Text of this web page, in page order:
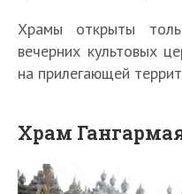
Храмы открыты
вечерних культовых
на прилегающей
Храм